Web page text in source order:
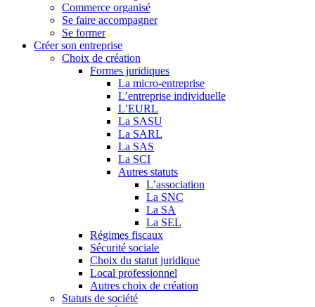
Commerce organisé
Se faire accompagner
Se former
Créer son entreprise
Choix de création
Formes juridiques
La micro-entreprise
L’entreprise individuelle
L’EURL
La SASU
La SARL
La SAS
La SCI
Autres statuts
L’association
La SNC
La SA
La SEL
Régimes fiscaux
Sécurité sociale
Choix du statut juridique
Local professionnel
Autres choix de création
Statuts de société